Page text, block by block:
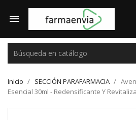

Inicio SECCIÓN PARAFARMACIA
Esencial 30ml - Redensificante Y